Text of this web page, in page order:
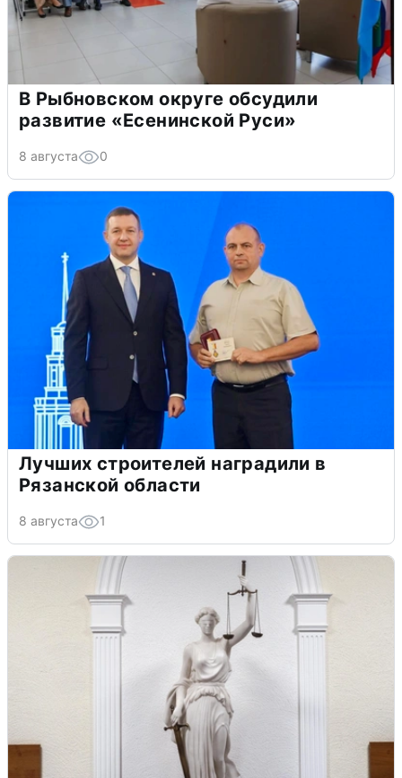
В Рыбновском округе обсудили
развитие «Есенинской Руси»
8 августа 0
Лучших строителей наградили в
Рязанской области
8 августа 1